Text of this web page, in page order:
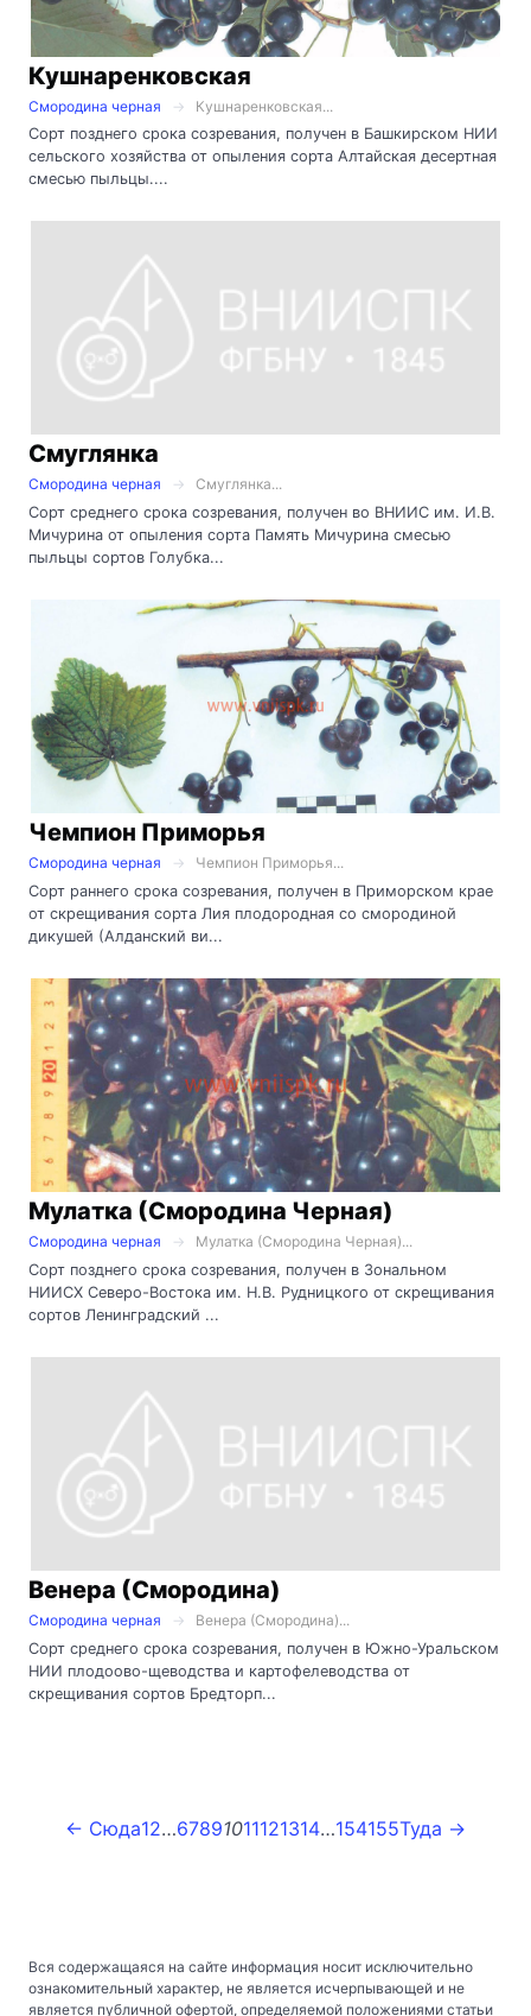
Кушнаренковская
Смородина черная
Кушнаренковская...
Сорт позднего срока созревания, получен в Башкирском НИИ
сельского хозяйства от опыления сорта Алтайская десертная
смесью пыльцы....
Смуглянка
Смородина черная
Смуглянка...
Сорт среднего срока созревания, получен во ВНИИС им. И.В.
Мичурина от опыления сорта Память Мичурина смесью
пыльцы сортов Голубка...
Чемпион Приморья
Смородина черная
Чемпион Приморья...
Сорт раннего срока созревания, получен в Приморском крае
от скрещивания сорта Лия плодородная со смородиной
дикушей (Алданский ви...
Мулатка (Смородина Черная)
Смородина черная
Мулатка (Смородина Черная)...
Сорт позднего срока созревания, получен в Зональном
НИИСХ Северо-Востока им. Н.В. Рудницкого от скрещивания
сортов Ленинградский ...
Венера (Смородина)
Смородина черная
Венера (Смородина)...
Сорт среднего срока созревания, получен в Южно-Уральском
НИИ плодоово-щеводства и картофелеводства от
скрещивания сортов Бредторп...
← Сюда12…67891011121314…154155Туда →
Вся содержащаяся на сайте информация носит исключительно
ознакомительный характер, не является исчерпывающей и не
является публичной офертой, определяемой положениями статьи